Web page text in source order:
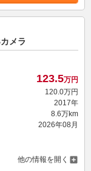
メラ
123.5万円
120.0万円
2017年
8.6万km
2026年08月
他の情報を開く